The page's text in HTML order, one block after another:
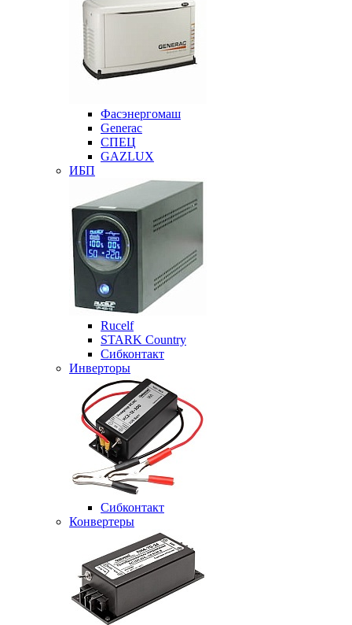
Фасэнергомаш
Generac
СПЕЦ
GAZLUX
ИБП
Rucelf
STARK Country
Сибконтакт
Инверторы
Сибконтакт
Конвертеры